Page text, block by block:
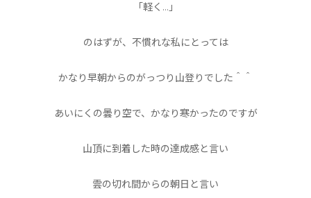
「軽く…」
のはずが、不慣れな私にとっては
かなり早朝からのがっつり山登りでした＾＾
あいにくの曇り空で、かなり寒かったのですが
山頂に到着した時の達成感と言い
雲の切れ間からの朝日と言い